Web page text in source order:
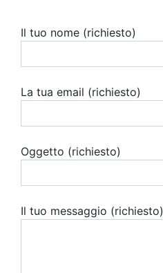
Il tuo nome (richiesto)
La tua email (richiesto)
Oggetto (richiesto)
Il tuo messaggio (richiesto)